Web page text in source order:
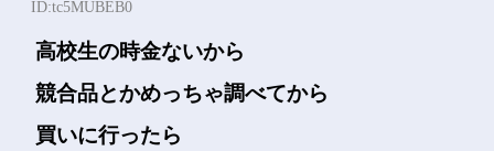
ID:tc5MUBEB0
高校生の時金ないから
競合品とかめっちゃ調べてから
買いに行ったら